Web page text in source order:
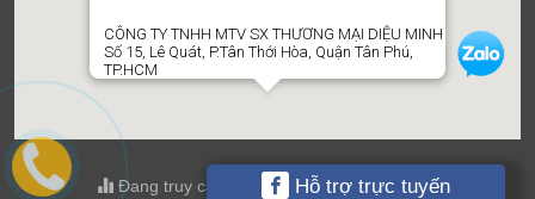
CÔNG TY TNHH MTV SX THƯƠNG MẠI DIỆU MINH
Số 15, Lê Quát, P.Tân Thới Hòa, Quận Tân Phú,
TP.HCM
Đang truy cập : 1 ; Tổng truy cập : 608161
Hỗ trợ trực tuyến